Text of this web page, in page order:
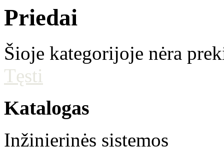
Priedai
Šioje kategorijoje nėra
Tęsti
Katalogas
Inžinierinės sistemos